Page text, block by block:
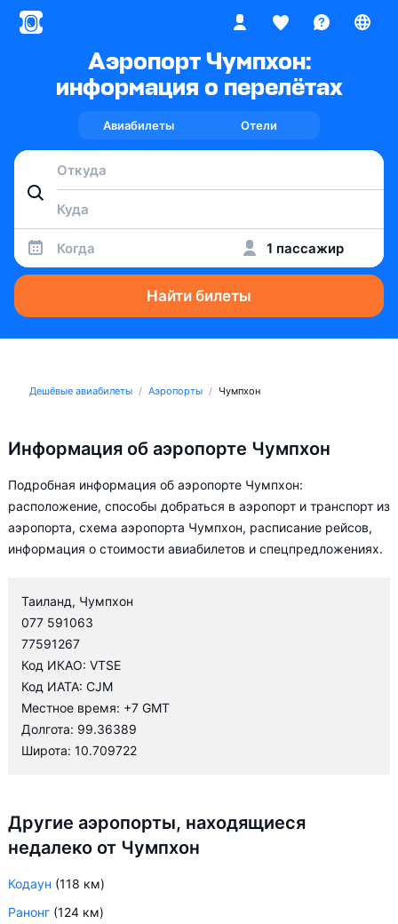
Аэропорт Чумпхон:
информация о перелётах
Авиабилеты Отели
Когда 1 пассажир
Найти билеты
Дешёвые авиабилеты Аэропорты Чумпхон
Информация об аэропорте Чумпхон
Подробная информация об аэропорте Чумпхон:
расположение, способы добраться в аэропорт и транспорт из
аэропорта, схема аэропорта Чумпхон, расписание рейсов,
информация о стоимости авиабилетов и спецпредложениях.
Таиланд, Чумпхон
077 591063
77591267
Код ИКАО: VTSE
Код ИАТА: CJM
Местное время: +7 GMT
Долгота: 99.36389
Широта: 10.709722
Другие аэропорты, находящиеся
недалеко от Чумпхон
Кодаун (118 км)
Ранонг (124 км)